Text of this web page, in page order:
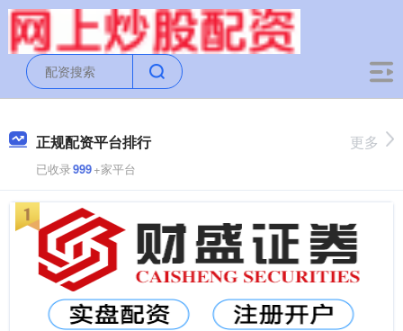
正规配资平台排行
已收录999+家平台
更多